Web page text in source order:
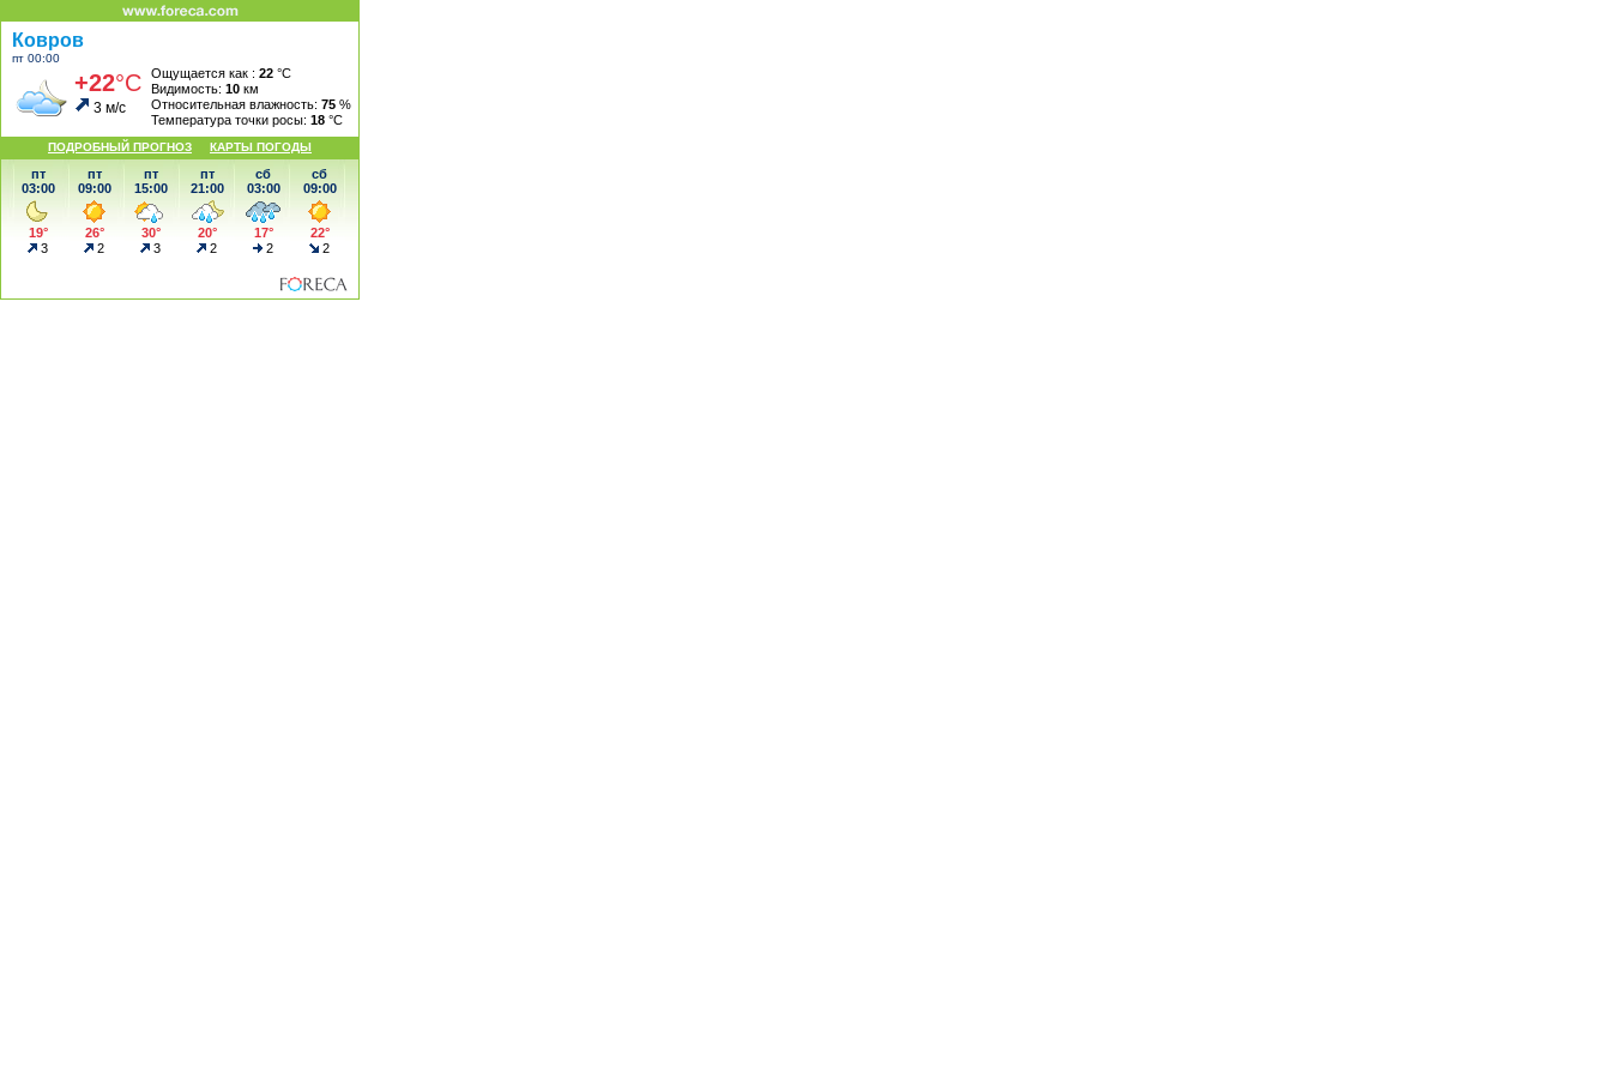
Ковров
пт 00:00
+22°С
3 м/с
Ощущается как : 22 °С
Видимость: 10 км
Относительная влажность: 75 %
Температура точки росы: 18 °С
ПОДРОБНЫЙ ПРОГНОЗ КАРТЫ ПОГОДЫ
пт
03:00
19°
3
пт
09:00
26°
2
пт
15:00
30°
3
пт
21:00
20°
2
сб
03:00
17°
2
сб
09:00
22°
2